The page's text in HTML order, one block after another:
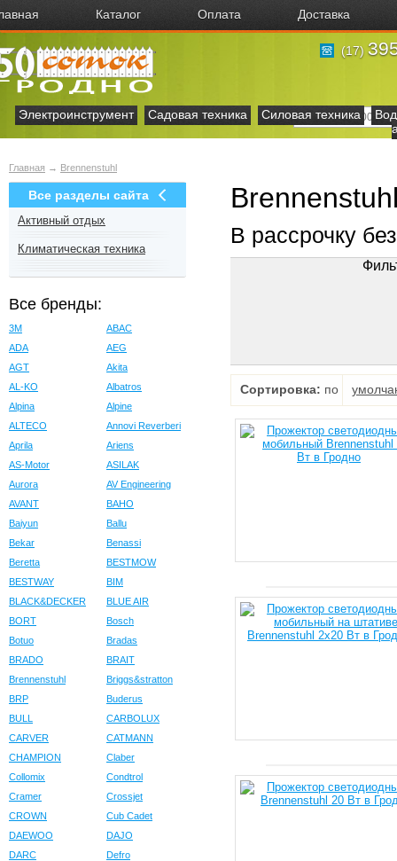
Каталог Оплата Доставка
(17)
Электроинструмент Садовая техника Силовая техника
Главная → Brennenstuhl
Все разделы сайта
Активный отдых
Климатическая техника
Все бренды:
3M
ABAC
ADA
AEG
AGT
Akita
AL-KO
Albatros
Alpina
Alpine
ALTECO
Annovi Reverberi
Aprila
Ariens
AS-Motor
ASILAK
Aurora
AV Engineering
AVANT
BAHO
Baiyun
Ballu
Bekar
Benassi
Beretta
BESTMOW
BESTWAY
BIM
BLACK&DECKER
BLUE AIR
BORT
Bosch
Botuo
Bradas
BRADO
BRAIT
Brennenstuhl
Briggs&stratton
BRP
Buderus
BULL
CARBOLUX
CARVER
CATMANN
CHAMPION
Claber
Collomix
Condtrol
Cramer
Crossjet
CROWN
Cub Cadet
DAEWOO
DAJO
DARC
Defro
В рассрочку
Сортировка: по